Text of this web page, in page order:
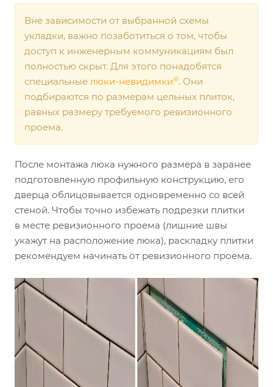
Вне зависимости от выбранной схемы
укладки, важно позаботиться о том, чтобы
доступ к инженерным коммуникациям был
полностью скрыт. Для этого понадобятся
специальные люки-невидимки®. Они
подбираются по размерам цельных плиток,
равных размеру требуемого ревизионного
проема.
После монтажа люка нужного размера в заранее
подготовленную профильную конструкцию, его
дверца облицовывается одновременно со всей
стеной. Чтобы точно избежать подрезки плитки
в месте ревизионного проема (лишние швы
укажут на расположение люка), раскладку плитки
рекомендуем начинать от ревизионного проема.